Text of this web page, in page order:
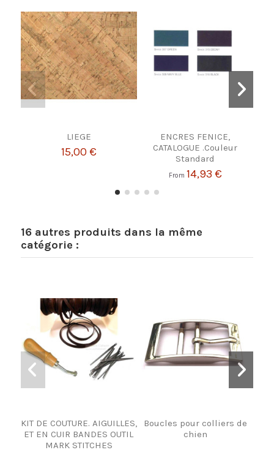
LIEGE
15,00 €
ENCRES FENICE,
CATALOGUE .Couleur
Standard
From 14,93 €
16 autres produits dans la même
catégorie :
KIT DE COUTURE. AIGUILLES,
ET EN CUIR BANDES OUTIL
MARK STITCHES
Boucles pour colliers de
chien